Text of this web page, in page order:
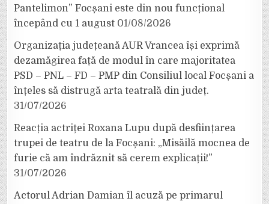
Pantelimon” Focșani este din nou funcțional
începând cu 1 august 01/08/2026
Organizația județeană AUR Vrancea își exprimă
dezamăgirea față de modul în care majoritatea
PSD – PNL – FD – PMP din Consiliul local Focșani a
înțeles să distrugă arta teatrală din județ.
31/07/2026
Reacția actriței Roxana Lupu după desființarea
trupei de teatru de la Focșani: „Misăilă mocnea de
furie că am îndrăznit să cerem explicații!”
31/07/2026
Actorul Adrian Damian îl acuză pe primarul